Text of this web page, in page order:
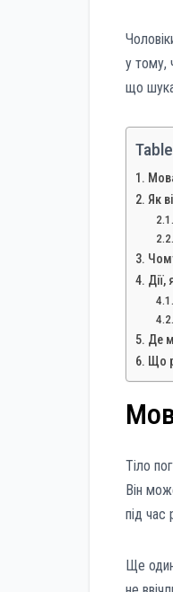
у тому,
що
Як
Де
Що
Тіло
Він
під час
Ще